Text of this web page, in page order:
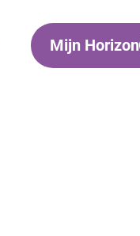
Mijn Horizon